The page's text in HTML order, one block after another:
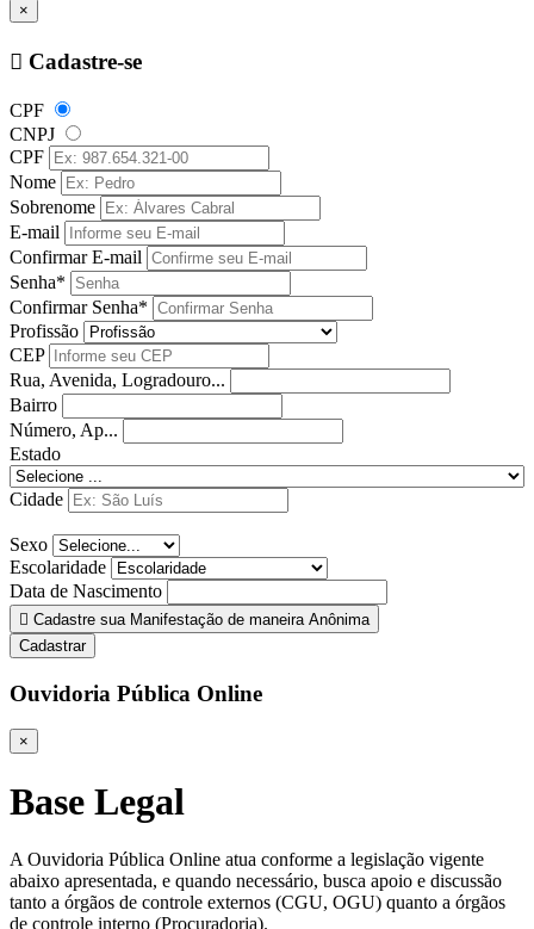
×
Cadastre-se
CPF
CNPJ
CPF
Nome
Sobrenome
E-mail
Confirmar E-mail
Senha*
Confirmar Senha*
Profissão
CEP
Rua, Avenida, Logradouro...
Bairro
Número, Ap...
Estado
Cidade
Sexo
Escolaridade
Data de Nascimento
Cadastre sua Manifestação de maneira Anônima
Cadastrar
Ouvidoria Pública Online
×
Base Legal
A Ouvidoria Pública Online atua conforme a legislação vigente
abaixo apresentada, e quando necessário, busca apoio e discussão
tanto a órgãos de controle externos (CGU, OGU) quanto a órgãos
de controle interno (Procuradoria).